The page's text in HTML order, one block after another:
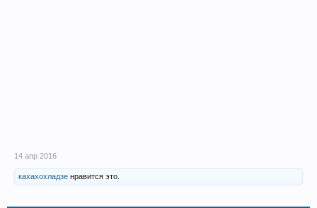
14 апр 2016
кахахохладзе нравится это.